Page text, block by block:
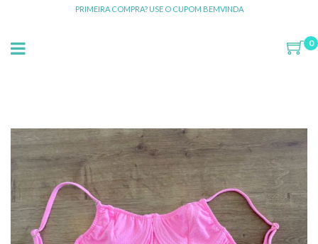
PRIMEIRA COMPRA? USE O CUPOM BEMVINDA
0